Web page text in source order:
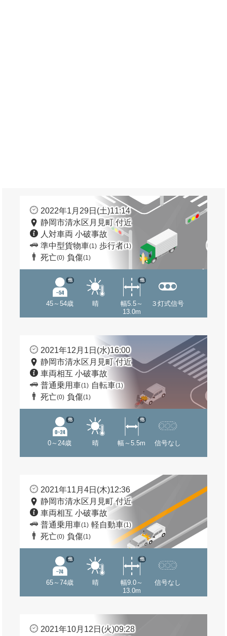
2022年1月29日(土)11:14
静岡市清水区月見町 付近
人対車両 小破事故
準中型貨物車(1) 歩行者(1)
死亡(0) 負傷(1)
45～54歳
他
晴
幅5.5～
13.0m
他
３灯式信号
2021年12月1日(水)16:00
静岡市清水区月見町 付近
車両相互 小破事故
普通乗用車(1) 自転車(1)
死亡(0) 負傷(1)
0～24歳
他
晴 幅～5.5m
他
信号なし
2021年11月4日(木)12:36
静岡市清水区月見町 付近
車両相互 小破事故
普通乗用車(1) 軽自動車(1)
死亡(0) 負傷(1)
65～74歳
他
晴
幅9.0～
13.0m
他
信号なし
2021年10月12日(火)09:28